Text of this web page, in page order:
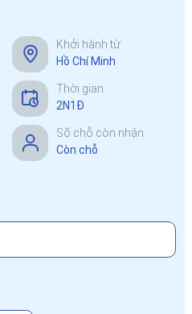
Khởi hành từ
Hồ Chí Minh
Thời gian
2N1Đ
Số chỗ còn nhận
Còn chỗ